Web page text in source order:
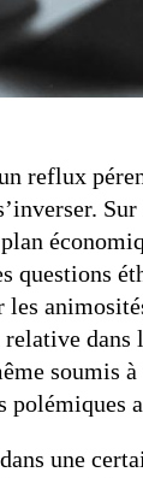
reflux
questions
soumis
une